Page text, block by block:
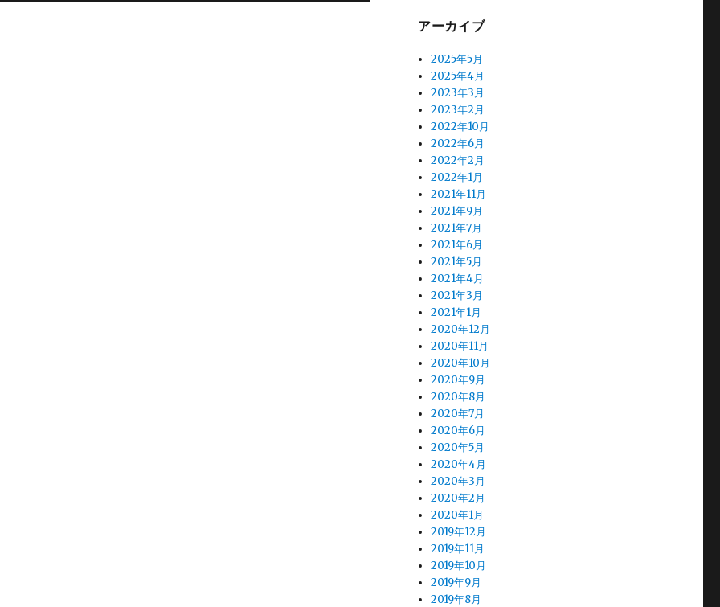
アーカイブ
2025年5月
2025年4月
2023年3月
2023年2月
2022年10月
2022年6月
2022年2月
2022年1月
2021年11月
2021年9月
2021年7月
2021年6月
2021年5月
2021年4月
2021年3月
2021年1月
2020年12月
2020年11月
2020年10月
2020年9月
2020年8月
2020年7月
2020年6月
2020年5月
2020年4月
2020年3月
2020年2月
2020年1月
2019年12月
2019年11月
2019年10月
2019年9月
2019年8月